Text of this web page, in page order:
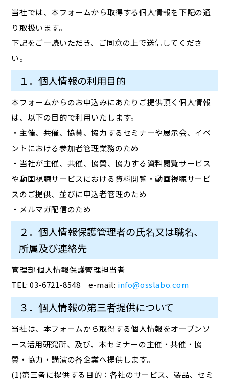
当社では、本フォームから取得する個人情報を下記の通
り取扱います。
下記をご一読いただき、ご同意の上で送信してくださ
い。
１．個人情報の利用目的
本フォームからのお申込みにあたりご提供頂く個人情報
は、以下の目的で利用いたします。
・主催、共催、協賛、協力するセミナーや展示会、イベ
ントにおける参加者管理業務のため
・当社が主催、共催、協賛、協力する資料閲覧サービス
や動画視聴サービスにおける資料閲覧・動画視聴サービ
スのご提供、並びに申込者管理のため
・メルマガ配信のため
２．個人情報保護管理者の氏名又は職名、
所属及び連絡先
管理部 個人情報保護管理担当者
TEL: 03-6721-8548 e-mail: info@osslabo.com
３．個人情報の第三者提供について
当社は、本フォームから取得する個人情報をオープンソ
ース活用研究所、及び、本セミナーの主催・共催・協
賛・協力・講演の各企業へ提供します。
(1)第三者に提供する目的：各社のサービス、製品、セミ